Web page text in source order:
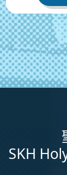
SKH